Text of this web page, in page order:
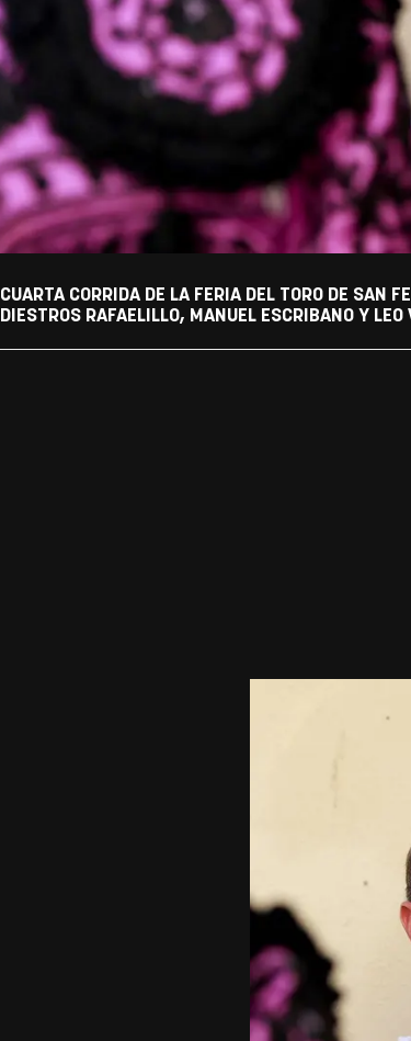
CUARTA CORRIDA DE LA FERIA DEL TORO DE SAN
DIESTROS RAFAELILLO, MANUEL ESCRIBANO Y LEO